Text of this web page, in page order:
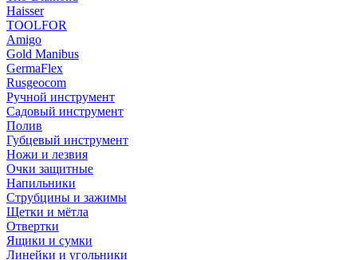
Haisser
TOOLFOR
Amigo
Gold Manibus
GermaFlex
Rusgeocom
Ручной инструмент
Садовый инструмент
Полив
Губцевый инструмент
Ножи и лезвия
Очки защитные
Напильники
Струбцины и зажимы
Щетки и мётла
Отвертки
Ящики и сумки
Линейки и угольники